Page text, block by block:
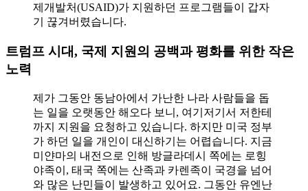
제개발처(USAID)가 지원하던 프로그램들이 갑자
기 끊겨버렸습니다.
트럼프 시대, 국제 지원의 공백과 평화를 위한 작은
노력
제가 그동안 동남아에서 가난한 나라 사람들을 돕
는 일을 오랫동안 해오다 보니, 여기저기서 저한테
까지 지원을 요청하고 있습니다. 하지만 미국 정부
가 하던 일을 개인이 대신하기는 어렵습니다. 지금
미얀마의 내전으로 인해 방글라데시 쪽에는 로힝
야족이, 태국 쪽에는 산족과 카렌족이 국경을 넘어
와 많은 난민들이 발생하고 있어요. 그동안 유엔난